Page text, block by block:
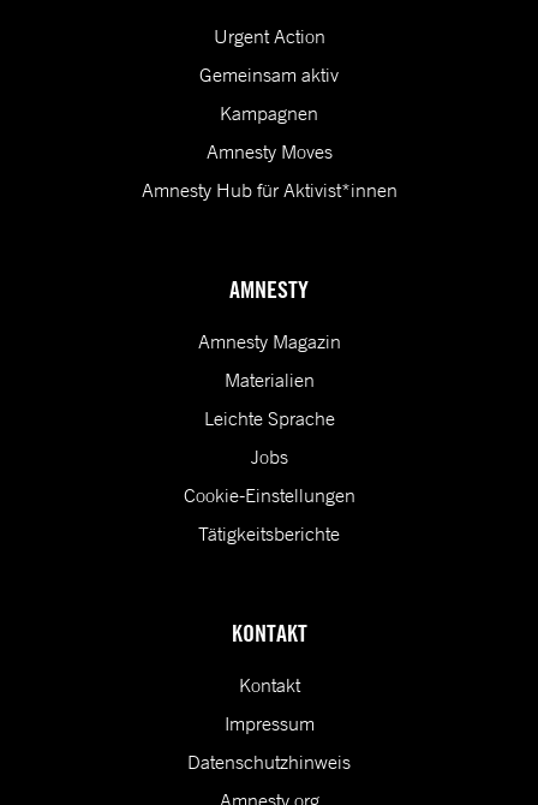
Urgent Action
Gemeinsam aktiv
Kampagnen
Amnesty Moves
Amnesty Hub für Aktivist*innen
AMNESTY
Amnesty Magazin
Materialien
Leichte Sprache
Jobs
Cookie-Einstellungen
Tätigkeitsberichte
KONTAKT
Kontakt
Impressum
Datenschutzhinweis
Amnesty.org